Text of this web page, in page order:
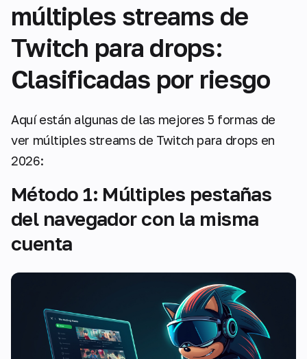
múltiples streams de
Twitch para drops:
Clasificadas por riesgo
Aquí están algunas de las mejores 5 formas de
ver múltiples streams de Twitch para drops en
2026:
Método 1: Múltiples pestañas
del navegador con la misma
cuenta